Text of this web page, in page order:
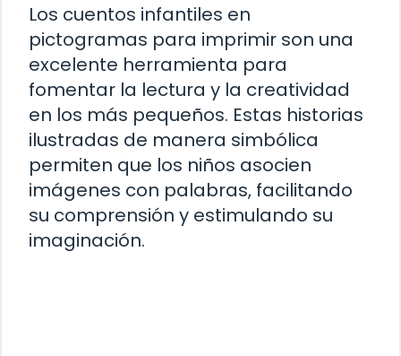
Los cuentos infantiles en
pictogramas para imprimir son una
excelente herramienta para
fomentar la lectura y la creatividad
en los más pequeños. Estas historias
ilustradas de manera simbólica
permiten que los niños asocien
imágenes con palabras, facilitando
su comprensión y estimulando su
imaginación.